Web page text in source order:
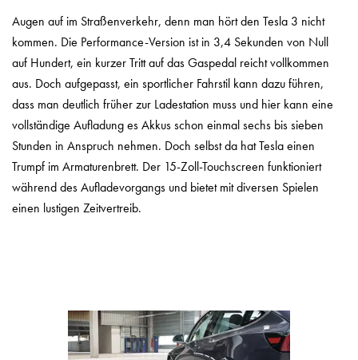
Augen auf im Straßenverkehr, denn man hört den Tesla 3 nicht
kommen. Die Performance-Version ist in 3,4 Sekunden von Null
auf Hundert, ein kurzer Tritt auf das Gaspedal reicht vollkommen
aus. Doch aufgepasst, ein sportlicher Fahrstil kann dazu führen,
dass man deutlich früher zur Ladestation muss und hier kann eine
vollständige Aufladung es Akkus schon einmal sechs bis sieben
Stunden in Anspruch nehmen. Doch selbst da hat Tesla einen
Trumpf im Armaturenbrett. Der 15-Zoll-Touchscreen funktioniert
während des Aufladevorgangs und bietet mit diversen Spielen
einen lustigen Zeitvertreib.